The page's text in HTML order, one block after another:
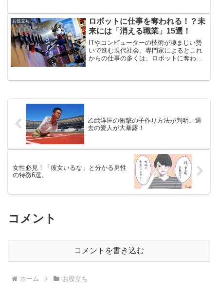
してみました！詳しく紹介していきま
す！
お役立ち
ロボットに仕事を奪われる！？未
来には「消える職業」15選！
ITやコンピューターの技術が凄まじい勢
いで進む現代社会。専門家によるとこれ
からの仕事の多くは、ロボットに奪われ
ください！
乙武洋匡の衝撃の子作り方法が判明…過
去の愛人が大暴露！
女性必見！「彼女いるな」と分かる男性
の特徴6選。
コメント
コメントを書き込む
ホーム お役立ち